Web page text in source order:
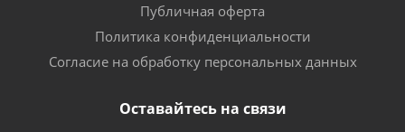
Публичная оферта
Политика конфиденциальности
Согласие на обработку персональных данных
Оставайтесь на связи